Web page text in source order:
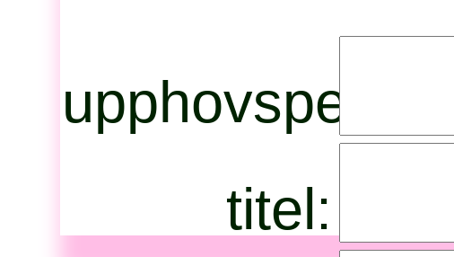
upphovsperson:
titel: